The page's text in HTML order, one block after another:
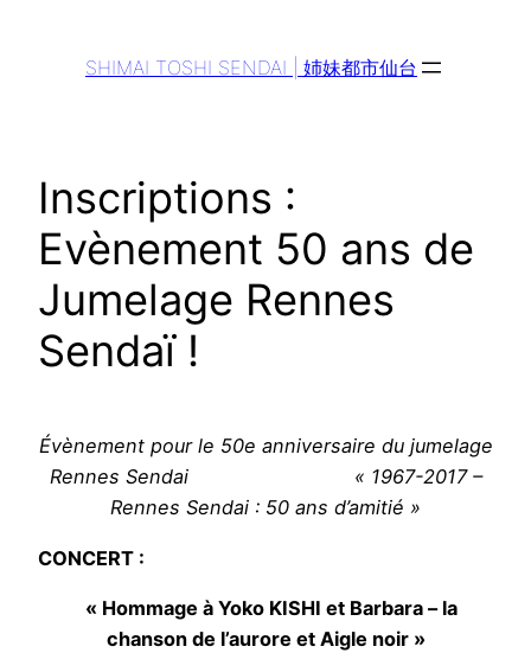
SHIMAI TOSHI SENDAI | 姉妹都市仙台
Inscriptions :
Evènement 50 ans de
Jumelage Rennes
Sendaï !
Évènement pour le 50e anniversaire du jumelage
Rennes Sendai
« 1967-2017 –
Rennes Sendai : 50 ans d’amitié »
CONCERT :
« Hommage à Yoko KISHI et Barbara – la
chanson de l’aurore et Aigle noir »